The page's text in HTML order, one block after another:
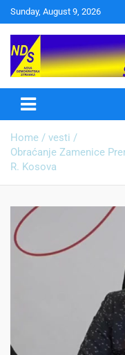
Sunday, August 9, 2026
Nova
Home
vesti
Obraćanje Zamenice
R. Kosova